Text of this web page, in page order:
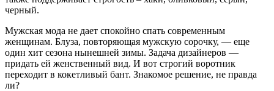
черный.
Мужская мода не дает спокойно спать современным
женщинам. Блуза, повторяющая мужскую сорочку, — еще
один хит сезона нынешней зимы. Задача дизайнеров —
придать ей женственный вид. И вот строгий воротник
переходит в кокетливый бант. Знакомое решение, не правда
ли?